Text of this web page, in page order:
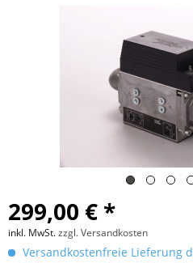
299,00 € *
inkl. MwSt.zzgl. Versandkosten
Versandkostenfreie Lieferung